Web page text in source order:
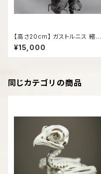
【高さ20cm】 ガストルニス 縮小
全身骨格レプリカ【ディアトリマ】
¥15,000
同じカテゴリの商品